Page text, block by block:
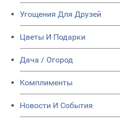
Угощения Для Друзей
Цветы И Подарки
Дача / Огород
Комплименты
Новости И События